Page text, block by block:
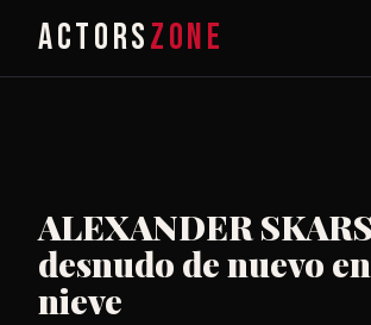
ACTORSZONE
ALEXANDER
desnudo de nuevo
nieve